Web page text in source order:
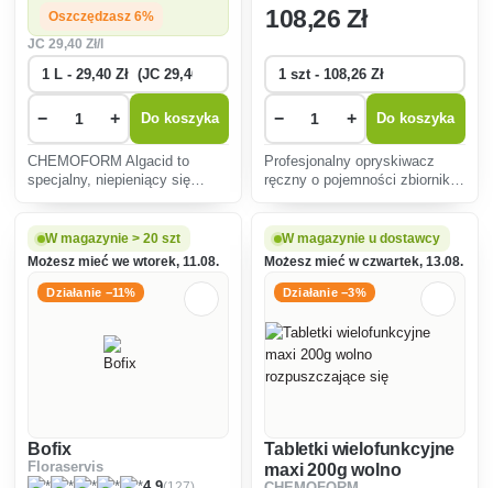
Oszczędzasz 6%
JC29,40 Zł/l
− + Do koszyka
CHEMOFORM Algacid to
specjalny, niepieniący się
108,26 Zł
− + Do koszyka
Profesjonalny opryskiwacz
ręczny o pojemności zbiornika
W magazynie > 20 szt
Możesz mieć we wtorek, 11.08.
Działanie −11%
Bofix
Floraservis
W magazynie u dostawcy
Możesz mieć w czwartek, 13.08.
Działanie −3%
Tabletki wielofunkcyjne
maxi 200g wolno